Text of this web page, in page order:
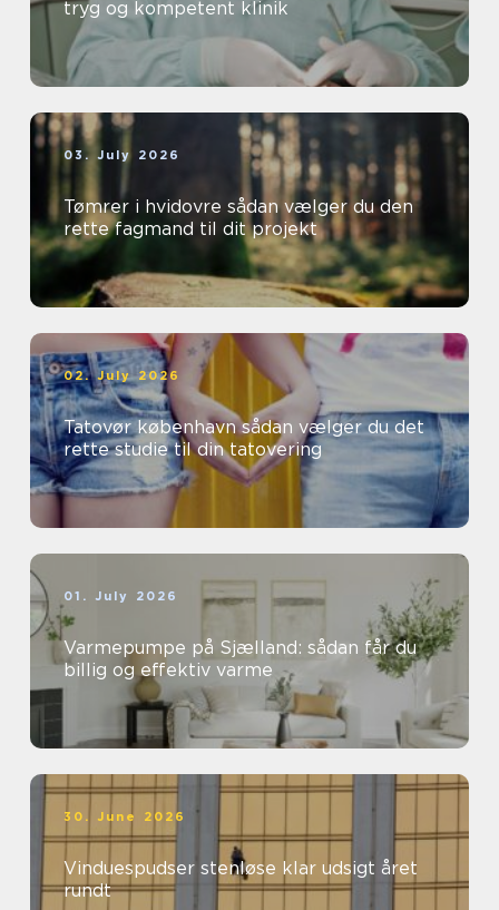
tryg og kompetent klinik
03. July 2026
Tømrer i hvidovre sådan vælger du den
rette fagmand til dit projekt
02. July 2026
Tatovør københavn sådan vælger du det
rette studie til din tatovering
01. July 2026
Varmepumpe på Sjælland: sådan får du
billig og effektiv varme
30. June 2026
Vinduespudser stenløse klar udsigt året
rundt